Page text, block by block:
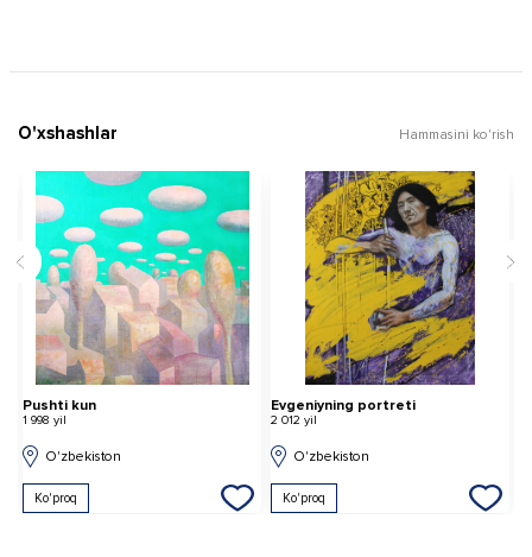
O'xshashlar Hammasini ko'rish
Pushti kun
1 998 yil
O'zbekiston
Ko'proq
Evgeniyning portreti
2 012 yil
O'zbekiston
Ko'proq